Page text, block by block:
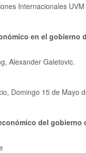
Internacionales
en el gobierno
Alexander Galetovic.
Domingo 15 de Mayo
del gobierno